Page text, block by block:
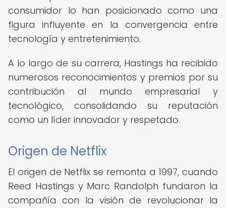
consumidor lo han posicionado como una
figura influyente en la convergencia entre
tecnología y entretenimiento.
A lo largo de su carrera, Hastings ha recibido
numerosos reconocimientos y premios por su
contribución al mundo empresarial y
tecnológico, consolidando su reputación
como un líder innovador y respetado.
Origen de Netflix
El origen de Netflix se remonta a 1997, cuando
Reed Hastings y Marc Randolph fundaron la
compañía con la visión de revolucionar la